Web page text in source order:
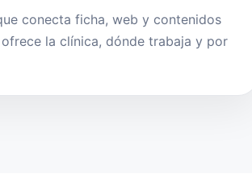
conecta ficha, web y contenidos
la clínica, dónde trabaja y por